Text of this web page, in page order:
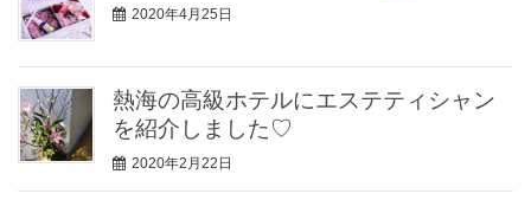
2020年4月25日
熱海の高級ホテルにエステティシャン
を紹介しました♡
2020年2月22日